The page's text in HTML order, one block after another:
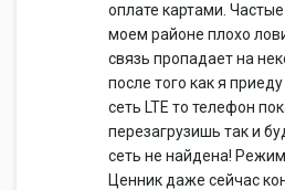
оплате картами.
моем районе плохо
связь пропадает на
после того как я
сеть LTE то телефон
перезагрузишь так и
сеть не найдена!
Ценник даже сейчас